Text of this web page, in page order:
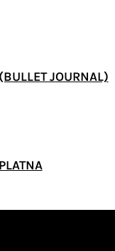
JOURNAL)